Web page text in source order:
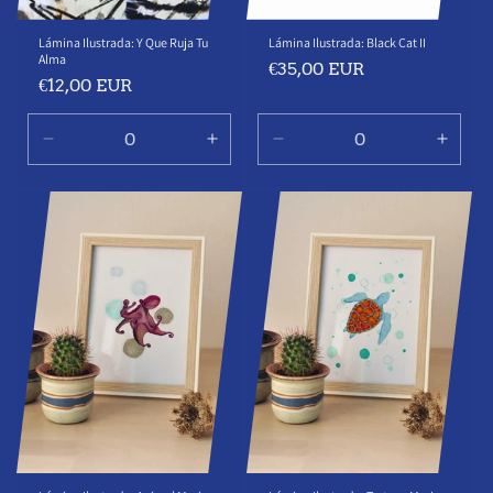
Lámina Ilustrada: Y Que Ruja Tu
Alma
Precio
habitual
€12,00 EUR
cantidad
para
Default
Aumentar
cantidad
para
Default
Title
Lámina Ilustrada: Black Cat II
Precio
€35,00 EUR
cantidad
para
Default
para
Title